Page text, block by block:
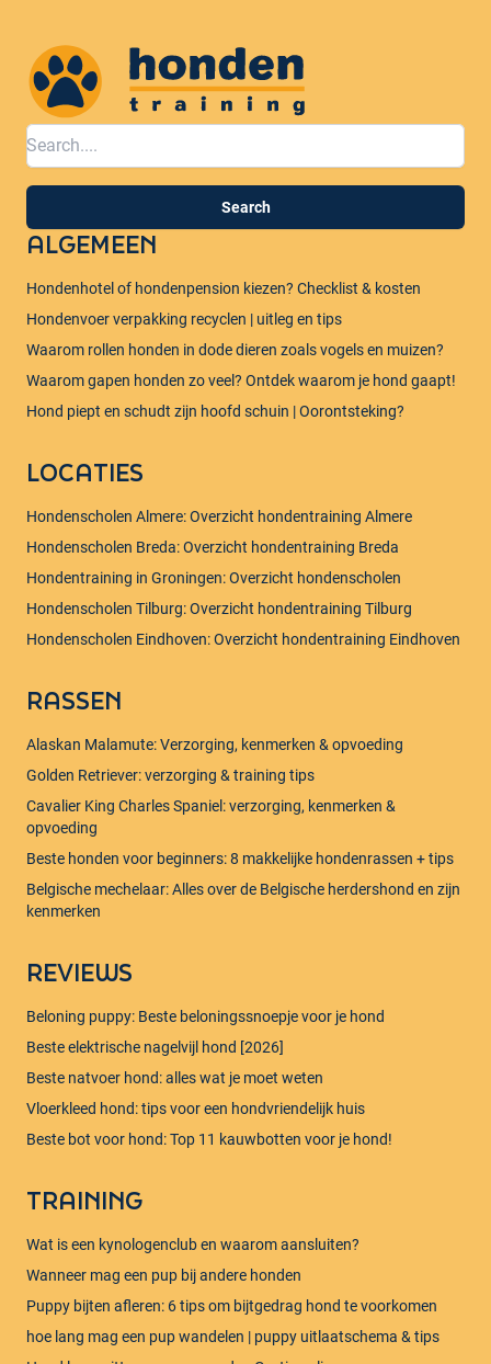
Honden training
Search
ALGEMEEN
Hondenhotel of hondenpension kiezen? Checklist & kosten
Hondenvoer verpakking recyclen | uitleg en tips
Waarom rollen honden in dode dieren zoals vogels en muizen?​
Waarom gapen honden zo veel? Ontdek waarom je hond gaapt!
Hond piept en schudt zijn hoofd schuin | Oorontsteking?
LOCATIES
Hondenscholen Almere: Overzicht hondentraining Almere
Hondenscholen Breda: Overzicht hondentraining Breda
Hondentraining in Groningen: Overzicht hondenscholen
Hondenscholen Tilburg: Overzicht hondentraining Tilburg
Hondenscholen Eindhoven: Overzicht hondentraining Eindhoven
RASSEN
Alaskan Malamute: Verzorging, kenmerken & opvoeding
Golden Retriever: verzorging & training tips
Cavalier King Charles Spaniel: verzorging, kenmerken &
opvoeding
Beste honden voor beginners: 8 makkelijke hondenrassen + tips
Belgische mechelaar: Alles over de Belgische herdershond en zijn
kenmerken
REVIEWS
Beloning puppy: Beste beloningssnoepje voor je hond
Beste elektrische nagelvijl hond [2026]
Beste natvoer hond: alles wat je moet weten
Vloerkleed hond: tips voor een hondvriendelijk huis
Beste bot voor hond: Top 11 kauwbotten voor je hond!
TRAINING
Wat is een kynologenclub en waarom aansluiten?
Wanneer mag een pup bij andere honden
Puppy bijten afleren: 6 tips om bijtgedrag hond te voorkomen
hoe lang mag een pup wandelen | puppy uitlaatschema & tips